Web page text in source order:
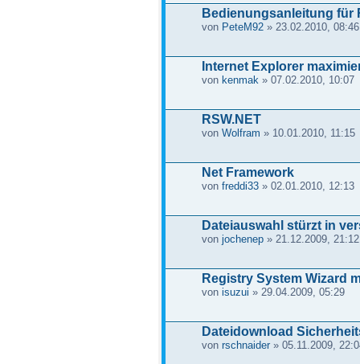
Bedienungsanleitung für
von PeteM92» 23.02.2010, 08:46
Internet Explorer
von kenmak» 07.02.2010, 10:07
RSW.NET
von Wolfram » 10.01.2010, 11:15
Net Framework
von freddi33» 02.01.2010, 12:13
Dateiauswahl stürzt in
von jochenep» 21.12.2009, 21:12
Registry System Wizard
von isuzui » 29.04.2009, 05:29
Dateidownload
von rschnaider» 05.11.2009,